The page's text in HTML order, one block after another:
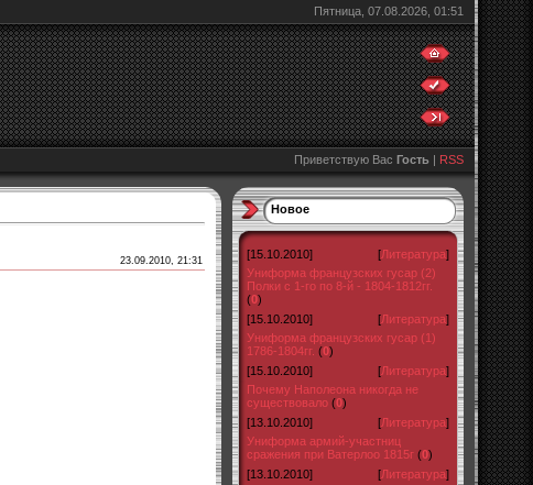
Пятница, 07.08.2026, 01:51
Приветствую Вас Гость | RSS
23.09.2010, 21:31
Новое
[15.10.2010] [Литература]
Униформа французских гусар (2)
Полки с 1-го по 8-й - 1804-1812гг.
(0)
[15.10.2010]
[Литература]
Униформа французских гусар (1)
1786-1804гг. (0)
[15.10.2010]
[Литература]
Почему Наполеона никогда не
существовало (0)
[13.10.2010]
[Литература]
Униформа армий-участниц
сражения при Ватерлоо 1815г (0)
[13.10.2010]
[Литература]